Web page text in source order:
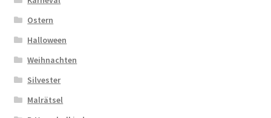
Ostern
Halloween
Weihnachten
Silvester
Malrätsel